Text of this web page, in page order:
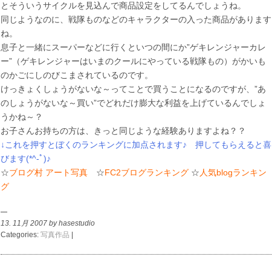
とそういうサイクルを見込んで商品設定をしてるんでしょうね。
同じようなのに、戦隊ものなどのキャラクターの入った商品があります
ね。
息子と一緒にスーパーなどに行くといつの間にか”ゲキレンジャーカレ
ー”（ゲキレンジャーはいまのクールにやっている戦隊もの）がかいも
のかごにしのびこまされているのです。
けっきょくしょうがないな～ってことで買うことになるのですが、”あ
のしょうがないな～買い”でどれだけ膨大な利益を上げているんでしょ
うかね～？
お子さんお持ちの方は、きっと同じような経験ありますよね？？
↓これを押すとぼくのランキングに加点されます♪ 押してもらえると喜
びます(*^-ﾟ)♪
☆ブログ村 アート写真 ☆FC2ブログランキング ☆ 人気blogランキン
グ
13. 11月 2007 by hasestudio
Categories: 写真作品